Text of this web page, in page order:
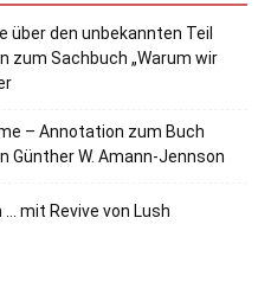
über den unbekannten Teil
zum Sachbuch „Warum wir
– Annotation zum Buch
Günther W. Amann-Jennson
… mit Revive von Lush